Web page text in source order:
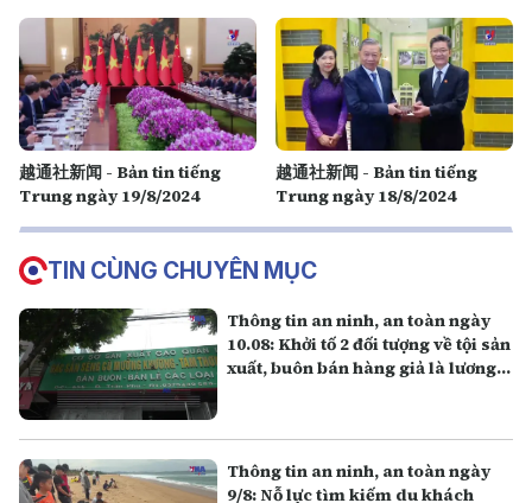
越通社新闻 - Bản tin tiếng
Trung ngày 19/8/2024
越通社新闻 - Bản tin tiếng
Trung ngày 18/8/2024
TIN CÙNG CHUYÊN MỤC
Thông tin an ninh, an toàn ngày
10.08: Khởi tố 2 đối tượng về tội sản
xuất, buôn bán hàng giả là lương
Thông tin an ninh, an toàn ngày
9/8: Nỗ lực tìm kiếm du khách